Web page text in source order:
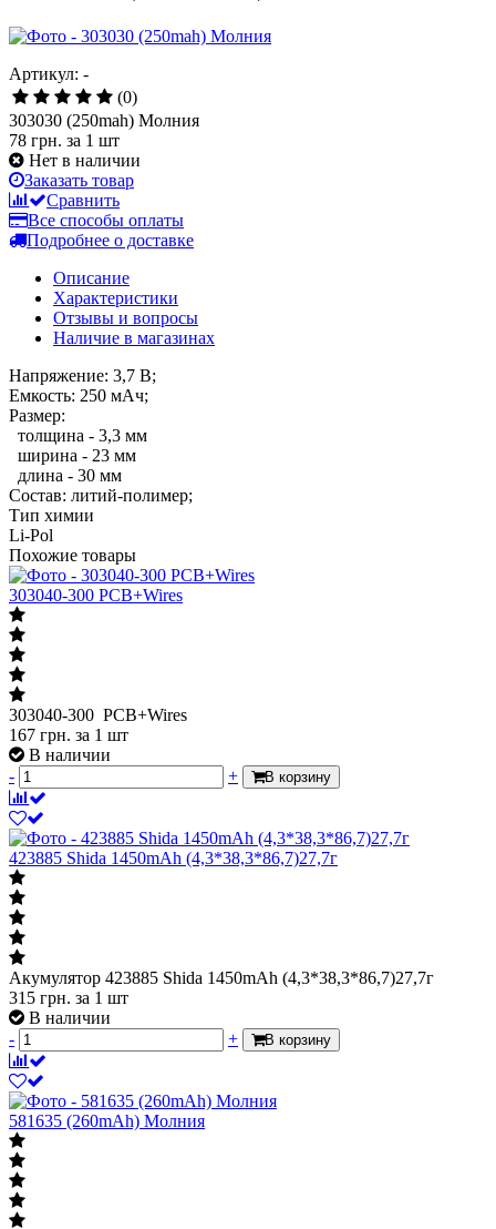
Артикул: -
(0)
303030 (250mah) Молния
78 грн. за 1 шт
Нет в наличии
Заказать товар
Сравнить
Все способы оплаты
Подробнее о доставке
Описание
Характеристики
Отзывы и вопросы
Наличие в магазинах
Напряжение: 3,7 В;
Емкость: 250 мАч;
Размер:
толщина - 3,3 мм
ширина - 23 мм
длина - 30 мм
Состав: литий-полимер;
Тип химии
Li-Pol
Похожие товары
303040-300 PCB+Wires
303040-300 PCB+Wires
167 грн. за 1 шт
В наличии
-
+ В корзину
423885 Shida 1450mAh (4,3*38,3*86,7)27,7г
Акумулятор 423885 Shida 1450mAh (4,3*38,3*86,7)27,7г
315 грн. за 1 шт
В наличии
-
+ В корзину
581635 (260mAh) Молния